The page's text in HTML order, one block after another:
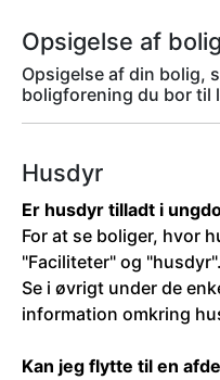
Opsigelse af bolig
Opsigelse af din bolig,
boligforening du bor til
Husdyr
Er husdyr tilladt i
For at se boliger, hvor
"Faciliteter" og "husdyr".
Se i øvrigt under de
information omkring
Kan jeg flytte til en